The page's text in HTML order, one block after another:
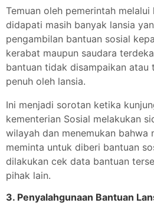
Temuan oleh pemerintah
didapati masih banyak lansia
pengambilan bantuan sosial
kerabat maupun saudara
bantuan tidak disampaikan atau
penuh oleh lansia.
Ini menjadi sorotan ketika
kementerian Sosial melakukan
wilayah dan menemukan bahwa
meminta untuk diberi bantuan
dilakukan cek data bantuan
pihak lain.
3. Penyalahgunaan Bantuan